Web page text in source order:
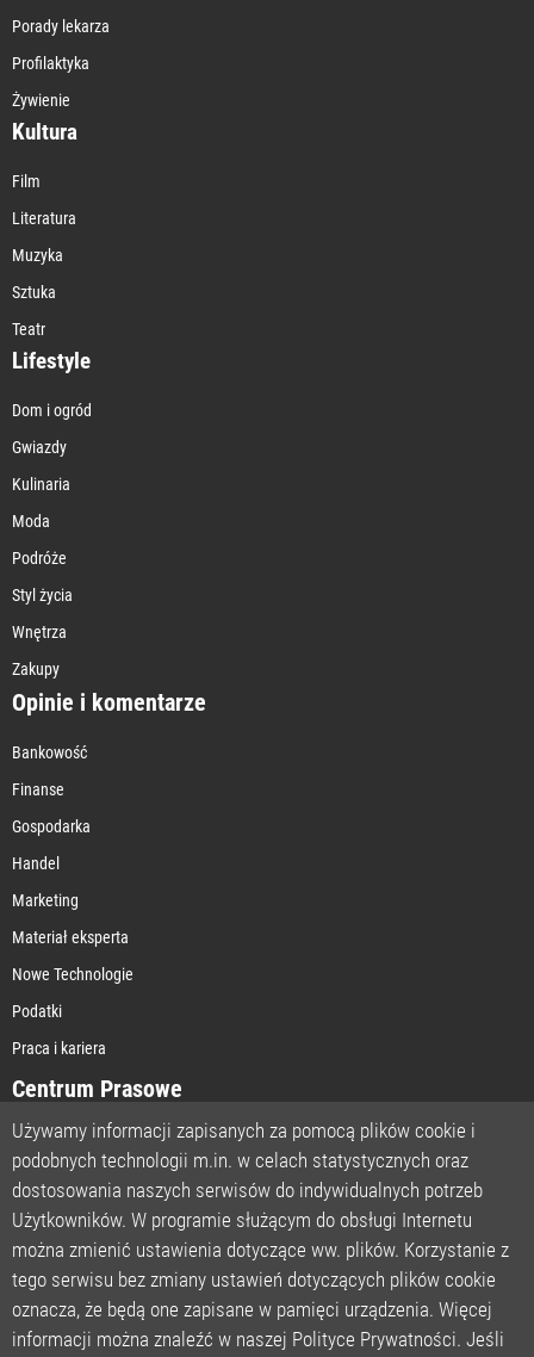
Porady lekarza
Profilaktyka
Żywienie
Kultura
Film
Literatura
Muzyka
Sztuka
Teatr
Lifestyle
Dom i ogród
Gwiazdy
Kulinaria
Moda
Podróże
Styl życia
Wnętrza
Zakupy
Opinie i komentarze
Bankowość
Finanse
Gospodarka
Handel
Marketing
Materiał eksperta
Nowe Technologie
Podatki
Praca i kariera
Centrum Prasowe
STRONA GŁÓWNA
O NAS
POLITYKA PRYWATNOŚCI
REGULAMIN
LICENCJA
Używamy informacji zapisanych za pomocą plików cookie i
podobnych technologii m.in. w celach statystycznych oraz
dostosowania naszych serwisów do indywidualnych potrzeb
Użytkowników. W programie służącym do obsługi Internetu
można zmienić ustawienia dotyczące ww. plików. Korzystanie z
tego serwisu bez zmiany ustawień dotyczących plików cookie
oznacza, że będą one zapisane w pamięci urządzenia. Więcej
informacji można znaleźć w naszej Polityce Prywatności. Jeśli